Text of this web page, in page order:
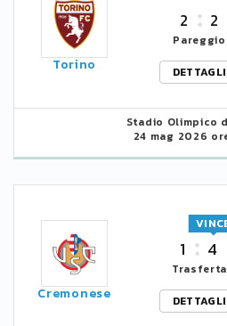
Torino
2 2
Pareggio
DETTAGLI
Stadio Olimpico
24 mag 2026
Cremonese
1 4
Trasferta
DETTAGLI